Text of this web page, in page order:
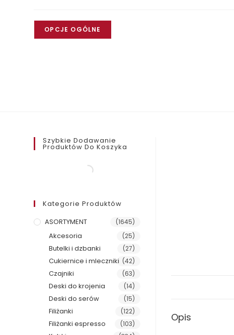
OPCJE OGÓLNE
Opis
Szybkie Dodawanie
Produktów Do Koszyka
Kategorie Produktów
ASORTYMENT
(1645)
Akcesoria (25)
Butelki i dzbanki (27)
Cukiernice i mleczniki (42)
Czajniki (63)
Deski do krojenia (14)
Deski do serów (15)
Filiżanki (122)
Filiżanki espresso (103)